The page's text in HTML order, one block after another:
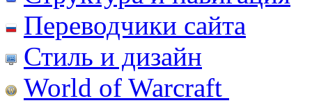
Переводчики сайта
Стиль и дизайн
World of Warcraft